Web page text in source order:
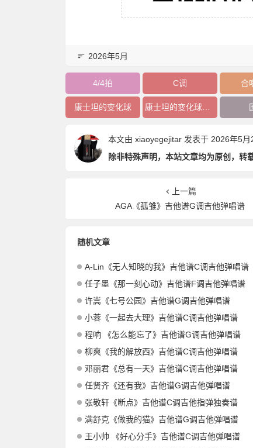
2026年5月
4/4拍 C调 合
康士坦的变化球 康士坦的变化球吉他谱
本文由 xiaoyegejitar 发表于 2026年5
除非特殊声明，本站文章均为原创，转
上一篇
AGA《孤雏》吉他谱G调吉他弹唱谱
随机文章
A-Lin《无人知晓的我》吉他谱C调吉他弹唱谱
任子墨《那一刻心动》吉他谱F调吉他弹唱谱
许嵩《七号公园》吉他谱G调吉他弹唱谱
小蓉《一起去大理》吉他谱C调吉他弹唱谱
程响 《怎么能忘了》吉他谱G调吉他弹唱谱
柳爽《我的解放西》吉他谱C调吉他弹唱谱
邓丽君《总有一天》吉他谱C调吉他弹唱谱
任贤齐《还有我》吉他谱G调吉他弹唱谱
张敬轩《断点》吉他谱C调吉他指弹独奏谱
满舒克《做我的猫》吉他谱G调吉他弹唱谱
王小帅 《好心分手》吉他谱C调吉他弹唱谱